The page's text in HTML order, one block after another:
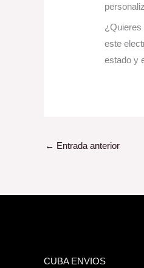
¿Quieres
este
estado y
← Entrada anterior
CUBA ENVIOS